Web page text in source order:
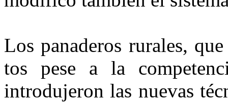
Los panaderos rurales,
tos pese a la
introduje­ron las nuevas